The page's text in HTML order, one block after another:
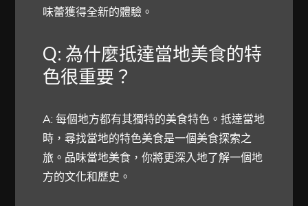
味蕾獲得全新的體驗。
Q: 為什麼抵達當地美食的特
色很重要？
A: 每個地方都有其獨特的美食特色。抵達當地
時，尋找當地的特色美食是一個美食探索之
旅。品味當地美食，你將更深入地了解一個地
方的文化和歷史。